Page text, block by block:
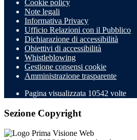
Cookie policy
Note legali
Informativa Privacy
Ufficio Relazioni con il Pubblico
Dichiarazione di accessibilità
Obiettivi di accessibilità
Whistleblowing
Gestione consensi cookie
Amministrazione trasparente
Pagina visualizzata 10542 volte
Sezione Copyright